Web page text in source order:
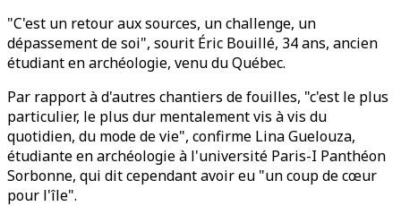
"C'est un retour aux sources, un challenge, un
dépassement de soi", sourit Éric Bouillé, 34 ans, ancien
étudiant en archéologie, venu du Québec.
Par rapport à d'autres chantiers de fouilles, "c'est le plus
particulier, le plus dur mentalement vis à vis du
quotidien, du mode de vie", confirme Lina Guelouza,
étudiante en archéologie à l'université Paris-I Panthéon
Sorbonne, qui dit cependant avoir eu "un coup de cœur
pour l'île".